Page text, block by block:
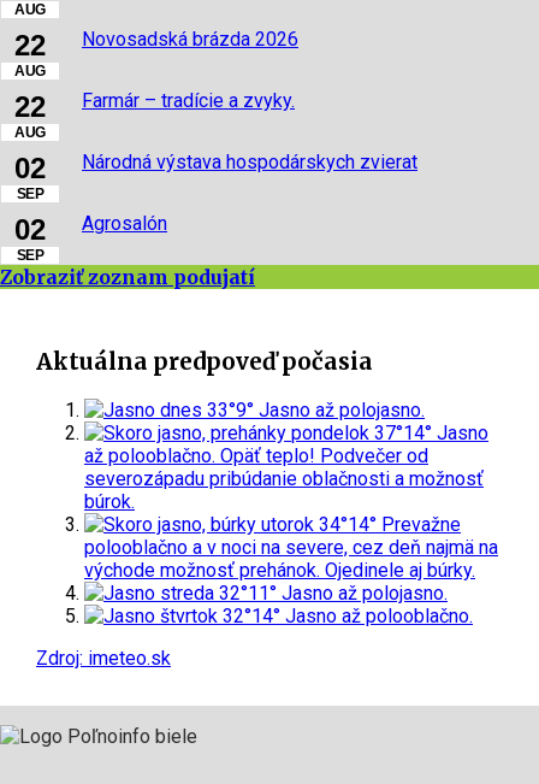
AUG
22
AUG
Novosadská brázda 2026
22
AUG
Farmár – tradície a zvyky.
02
SEP
Národná výstava hospodárskych zvierat
02
SEP
Agrosalón
Zobraziť zoznam podujatí
Aktuálna predpoveď počasia
dnes 33°9° Jasno až polojasno.
pondelok 37°14° Jasno
až polooblačno. Opäť teplo! Podvečer od
severozápadu pribúdanie oblačnosti a možnosť
búrok.
utorok 34°14° Prevažne
polooblačno a v noci na severe, cez deň najmä na
východe možnosť prehánok. Ojedinele aj búrky.
streda 32°11° Jasno až polojasno.
štvrtok 32°14° Jasno až polooblačno.
Zdroj: imeteo.sk